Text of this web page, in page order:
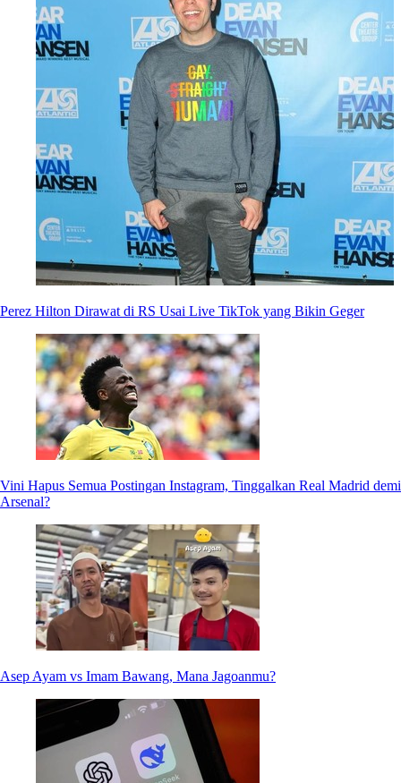
Perez Hilton Dirawat di RS Usai Live TikTok yang Bikin Geger
Vini Hapus Semua Postingan Instagram, Tinggalkan Real Madrid demi
Arsenal?
Asep Ayam vs Imam Bawang, Mana Jagoanmu?